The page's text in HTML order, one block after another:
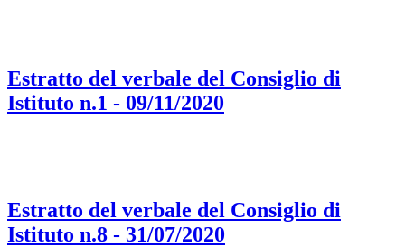
Estratto del verbale del Consiglio di
Istituto n.1 - 09/11/2020
Estratto del verbale del Consiglio di
Istituto n.8 - 31/07/2020